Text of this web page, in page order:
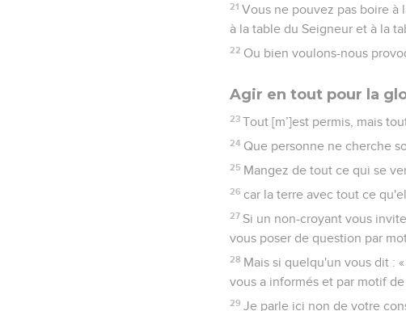
21 Vous ne pouvez pas boire à
à la table du Seigneur et à la
22 Ou bien voulons-nous
Agir en tout pour la
23 Tout [m’]est permis, mais
24 Que personne ne cherche
25 Mangez de tout ce qui se
26 car la terre avec tout ce
27 Si un non-croyant vous
vous poser de question par
28 Mais si quelqu'un vous dit :
vous a informés et par motif de
29 Je parle ici non de votre